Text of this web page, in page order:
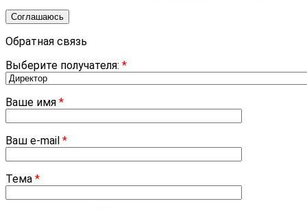
Соглашаюсь
Обратная связь
Выберите получателя: *
Ваше имя *
Ваш e-mail *
Тема *